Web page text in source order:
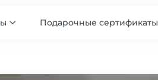
Подарочные сертификаты